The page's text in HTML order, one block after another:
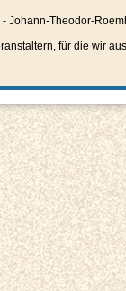
Johann-Theodor-
für die wir